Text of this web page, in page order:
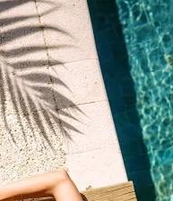
5 à 14 nuits
Dès 969 €/pers.
pour 7 jours / 5